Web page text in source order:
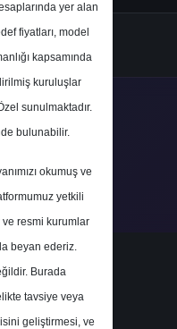
yer alan
fiyatları, model
kapsamında
kuruluşlar
sunulmaktadır.
bulunabilir.
okumuş ve
yetkili
resmi kurumlar
beyan ederiz.
Burada
tavsiye veya
geliştirmesi, ve